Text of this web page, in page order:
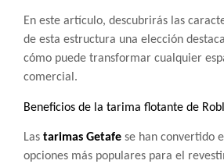
En este artículo, descubrirás las
de esta estructura una elección
cómo puede transformar cualquier
comercial.
Beneficios de la tarima flotante de
Las tarimas Getafe se han convertido
opciones más populares para el